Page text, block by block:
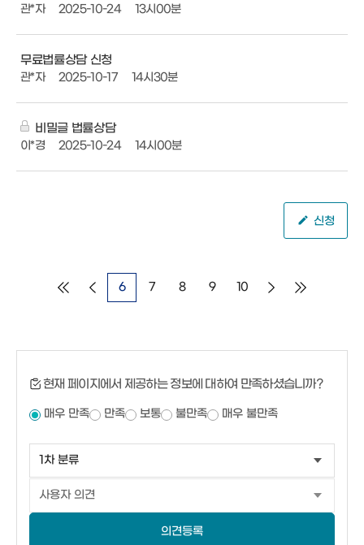
관*자 2025-10-24 13시00분
무료법률상담 신청
관*자 2025-10-17 14시30분
비밀글 법률상담
이*경 2025-10-24 14시00분
신청
6 7 8 9 10
현재 페이지에서 제공하는 정보에 대하여 만족하셨습니까?
매우 만족 만족 보통 불만족 매우 불만족
의견등록